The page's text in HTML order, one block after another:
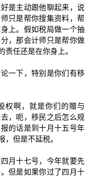
是主动跟他聊起来，说
只是帮你搜集资料，帮
上。假如税局做一个抽
，那会计师只是帮你做
责任还是在你身上。
一下，特别是你们有移
权啊，就是你们的赠与
，呃，移民之后怎么规
的话是到十月十五号年
，但是不延税。
月十七号，今年就要先
但是如果你过了四月十